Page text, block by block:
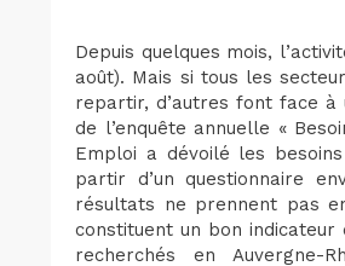
Depuis quelques mois,
août). Mais si tous les
repartir, d’autres font face à
de l’enquête annuelle «
Emploi a dévoilé les
partir d’un questionnaire
résultats ne prennent pas
constituent un bon
recherchés en Auvergne-